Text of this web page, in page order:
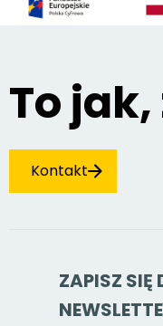
To
Kontakt
ZAPISZ SIĘ